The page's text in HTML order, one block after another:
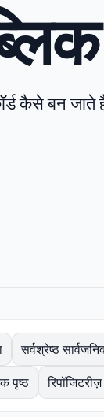
कैसे बन
सर्वश्रेष्ठ
पृष्ठ रिपॉजिटरीज़